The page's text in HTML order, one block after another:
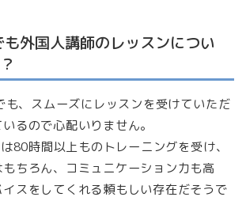
外国人講師のレッスンについ
、スムーズにレッスンを受けていただ
るので心配いりません。
80時間以上ものトレーニングを受け、
もちろん、コミュニケーション力も高
スをしてくれる頼もしい存在だそうで